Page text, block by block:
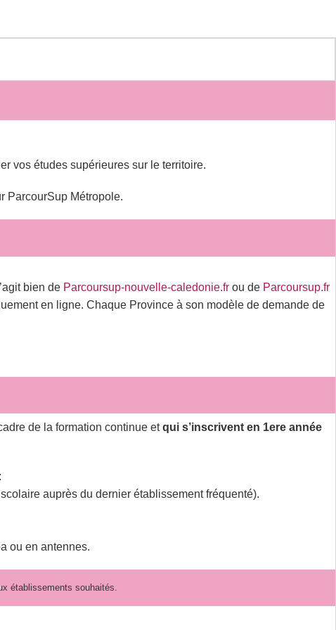
vos études supérieures sur le territoire.
ParcourSup Métropole.
bien de Parcoursup-nouvelle-caledonie.fr ou de Parcoursup.fr
en ligne. Chaque Province à son modèle de demande de
de la formation continue etqui s’inscrivent en 1ere année
auprès du dernier établissement fréquenté).
ou en antennes.
établissements souhaités.